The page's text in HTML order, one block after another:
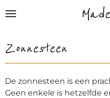
Ga
de
Zonnesteen
De zonnesteen is een
Geen enkele is hetzelfde